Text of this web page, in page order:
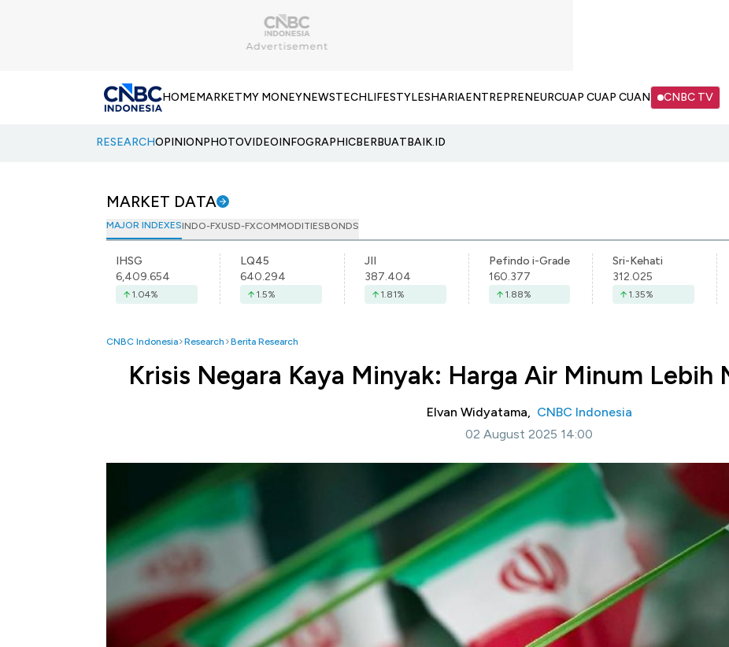
HOMEMARKETMY MONEYNEWSTECHLIFESTYLESHARIAENTREPRENEURCUAP CUAP CUAN CNBC TV
RESEARCHOPINIONPHOTOVIDEOINFOGRAPHICBERBUATBAIK.ID
MARKET DATA
MAJOR INDEXESINDO-FXUSD-FXCOMMODITIESBONDS
IHSG
6,409.654
1.04%
LQ45
640.294
1.5%
JII
387.404
1.81%
Pefindo i-Grade
160.377
1.88%
Sri-Kehati
312.025
1.35%
CNBC Indonesia Research Berita Research
Krisis Negara Kaya Minyak: Harga Air Minum Lebih
Elvan Widyatama, CNBC Indonesia
02 August 2025 14:00